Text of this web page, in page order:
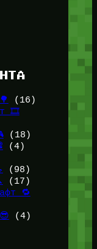
(16)
🎞️
(18)
(4)
(98)
(17)
🔁
(4)